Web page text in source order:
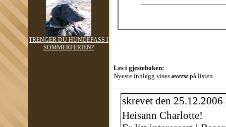
TRENGER DU HUNDEPASS I
SOMMERFERIEN?
Les i gjesteboken:
Nyeste innlegg vises øverst på listen.
skrevet den
Heisann Charlotte!